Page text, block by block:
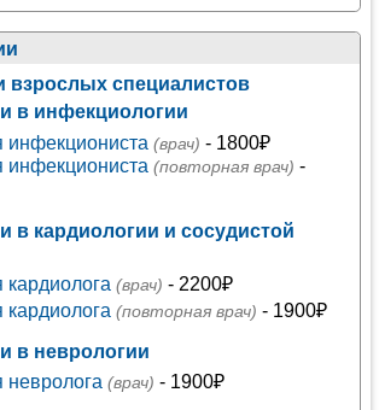
взрослых специалистов
в инфекциологии
инфекциониста (врач) - 1800₽
инфекциониста (повторная врач) -
в кардиологии и сосудистой
кардиолога (врач) - 2200₽
кардиолога (повторная врач) - 1900₽
в неврологии
невролога (врач) - 1900₽